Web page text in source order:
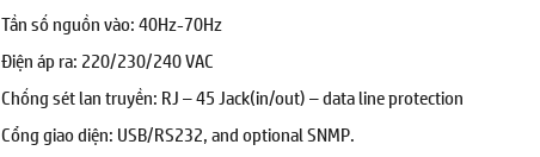
Tần số nguồn vào: 40Hz-70Hz
Điện áp ra: 220/230/240 VAC
Chống sét lan truyền: RJ – 45 Jack(in/out) – data line protection
Cổng giao diện: USB/RS232, and optional SNMP.